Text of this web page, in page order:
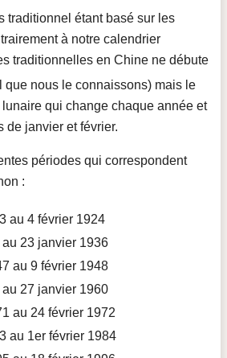
traditionnel étant basé sur les
à notre calendrier
traditionnelles en Chine ne débute
que nous le connaissons) mais le
qui change chaque année et
de janvier et février.
périodes qui correspondent
:
au 4 février 1924
23 janvier 1936
au 9 février 1948
27 janvier 1960
au 24 février 1972
au 1er février 1984